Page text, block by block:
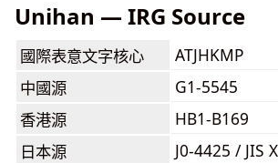
Unihan — IRG Source
國際表意文字核心
ATJHKMP
中國源
G1-5545
香港源
HB1-B169
日本源
J0-4425 / JIS